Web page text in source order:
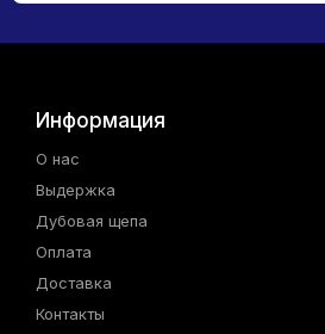
Информация
О нас
Выдержка
Дубовая щепа
Оплата
Доставка
Контакты